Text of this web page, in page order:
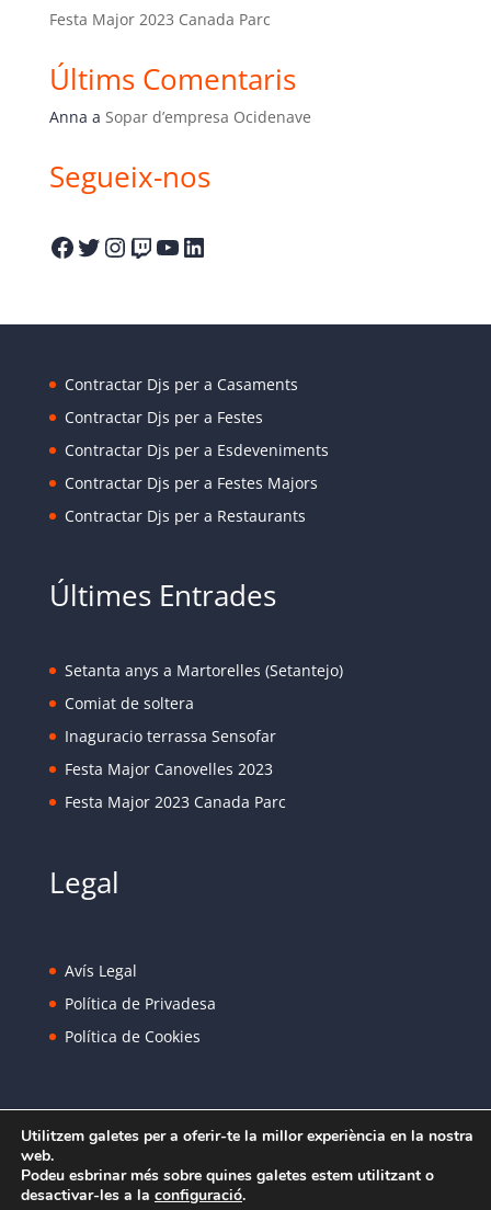
Festa Major 2023 Canada Parc
Últims Comentaris
Anna a Sopar d’empresa Ocidenave
Segueix-nos
Facebook
Twitter
Instagram
Twitch
YouTube
LinkedIn
Contractar Djs per a Casaments
Contractar Djs per a Festes
Contractar Djs per a Esdeveniments
Contractar Djs per a Festes Majors
Contractar Djs per a Restaurants
Últimes Entrades
Setanta anys a Martorelles (Setantejo)
Comiat de soltera
Inaguracio terrassa Sensofar
Festa Major Canovelles 2023
Festa Major 2023 Canada Parc
Legal
Avís Legal
Política de Privadesa
Política de Cookies
Utilitzem galetes per a oferir-te la millor experiència en la nostra
web.
Podeu esbrinar més sobre quines galetes estem utilitzant o
desactivar-les a la configuració.